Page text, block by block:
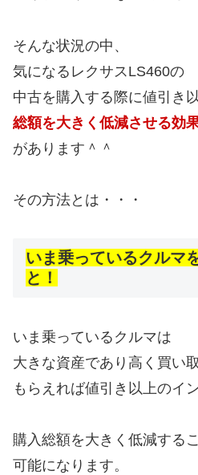
そんな状況の中、
気になるレクサスLS460の
中古を購入する際に値引き
総額を大きく低減させる効
があります＾＾
その方法とは・・・
いま乗っているクルマ
と！
いま乗っているクルマは
大きな資産であり高く買い
もらえれば値引き以上のイ
購入総額を大きく低減する
可能になります。